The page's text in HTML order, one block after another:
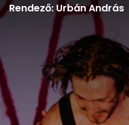
Rendező: Urbán András